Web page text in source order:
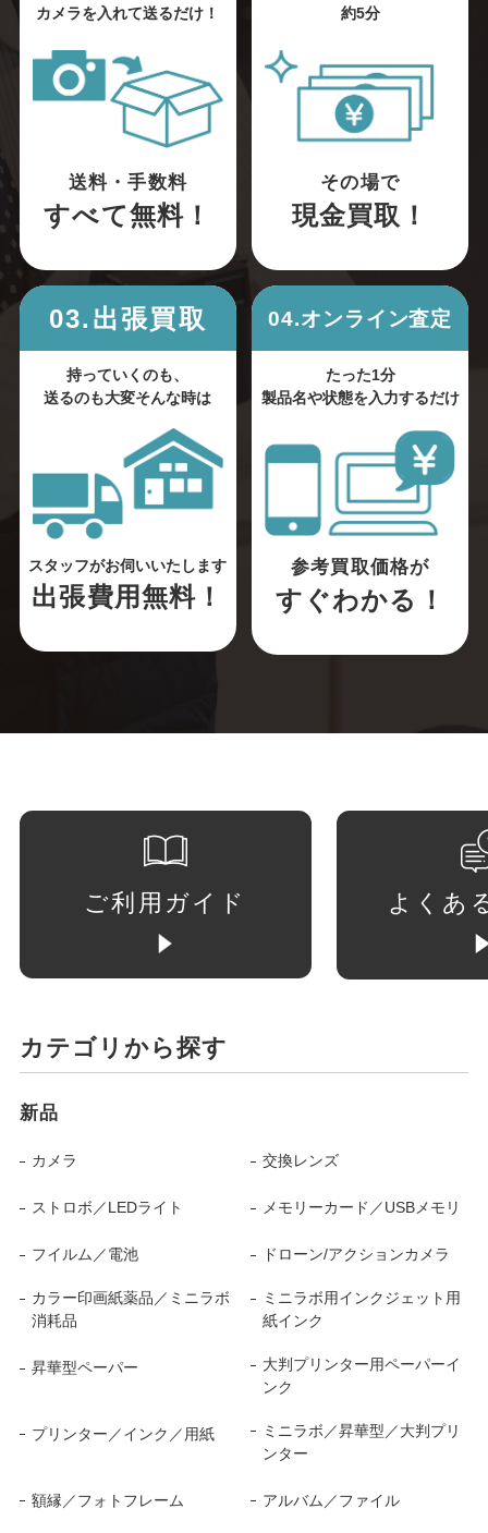
カメラを入れて送るだけ！
送料・手数料
すべて無料！
約5分
その場で
現金買取！
03.出張買取
持っていくのも、
送るのも大変そんな時は
スタッフがお伺いいたします
出張費用無料！
04.オンライン査定
たった1分
製品名や状態を入力するだけ
参考買取価格が
すぐわかる！
ご利用ガイド よくあ
カテゴリから探す
新品
カメラ 交換レンズ
ストロボ／LEDライト メモリーカード／USBメモリ
フイルム／電池 ドローン/アクションカメラ
カラー印画紙薬品／ミニラボ
消耗品
ミニラボ用インクジェット用
紙インク
昇華型ペーパー
大判プリンター用ペーパーイ
ンク
プリンター／インク／用紙
ミニラボ／昇華型／大判プリ
ンター
額縁／フォトフレーム アルバム／ファイル